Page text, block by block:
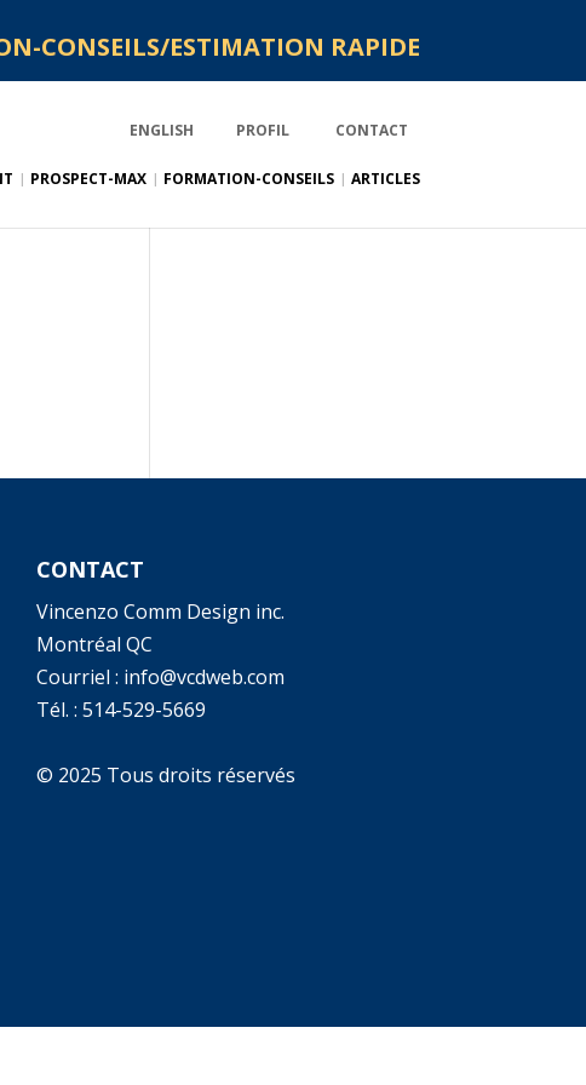
CONSEILS/ESTIMATION RAPIDE
ENGLISH PROFIL CONTACT
PROSPECT-MAX FORMATION-CONSEILS ARTICLES
CONTACT
Vincenzo Comm Design inc.
Montréal QC
Courriel : info@vcdweb.com
Tél. : 514-529-5669
© 2025 Tous droits réservés